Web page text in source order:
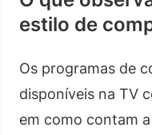
estilo de
Os programas de
disponíveis na TV
em como contam